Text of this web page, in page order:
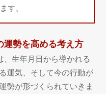
す。
勢を高める考え方
生年月日から導かれる
運気、そして今の行動が
勢が形づくられていきま